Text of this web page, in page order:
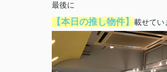
最後に
【本日の推し物件】 載せてい